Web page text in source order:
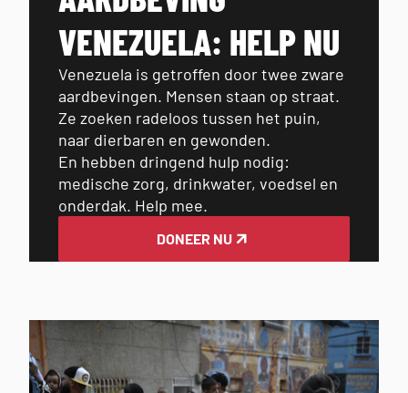
VENEZUELA: HELP NU
Venezuela is getroffen door twee zware
aardbevingen. Mensen staan op straat.
Ze zoeken radeloos tussen het puin,
naar dierbaren en gewonden.
En hebben dringend hulp nodig:
medische zorg, drinkwater, voedsel en
onderdak. Help mee.
DONEER NU